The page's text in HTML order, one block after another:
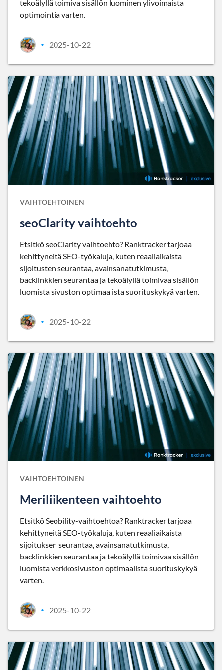
tekoälyllä toimiva sisällön luominen ylivoimaista
optimointia varten.
• 2025-10-22
VAIHTOEHTOINEN
seoClarity vaihtoehto
Etsitkö seoClarity vaihtoehto? Ranktracker tarjoaa
kehittyneitä SEO-työkaluja, kuten reaaliaikaista
sijoitusten seurantaa, avainsanatutkimusta,
backlinkkien seurantaa ja tekoälyllä toimivaa sisällön
luomista sivuston optimaalista suorituskykyä varten.
• 2025-10-22
VAIHTOEHTOINEN
Meriliikenteen vaihtoehto
Etsitkö Seobility-vaihtoehtoa? Ranktracker tarjoaa
kehittyneitä SEO-työkaluja, kuten reaaliaikaista
sijoituksen seurantaa, avainsanatutkimusta,
backlinkkien seurantaa ja tekoälyllä toimivaa sisällön
luomista verkkosivuston optimaalista suorituskykyä
varten.
• 2025-10-22